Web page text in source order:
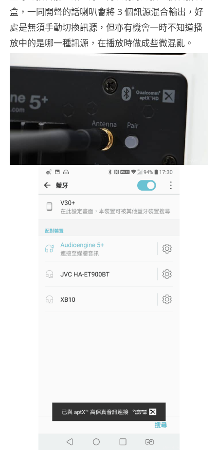
盒，一同開聲的話喇叭會將 3 個訊源混合輸出，好
處是無須手動切換訊源，但亦有機會一時不知道播
放中的是哪一種訊源，在播放時做成些微混亂。